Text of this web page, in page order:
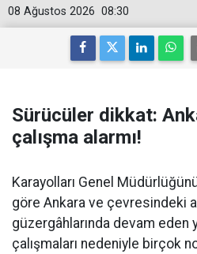
08:30
08 Ağustos 2026
Sürücüler dikkat:
çalışma alarmı!
Karayolları Genel
göre Ankara ve çevresindeki
güzergâhlarında devam eden
çalışmaları nedeniyle birçok